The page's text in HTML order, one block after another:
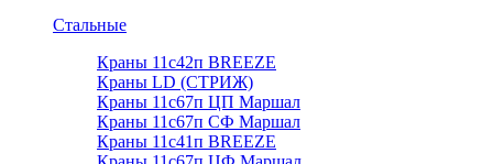
Стальные
Краны 11с42п BREEZE
Краны LD (СТРИЖ)
Краны 11с67п ЦП Маршал
Краны 11с67п СФ Маршал
Краны 11с41п BREEZE